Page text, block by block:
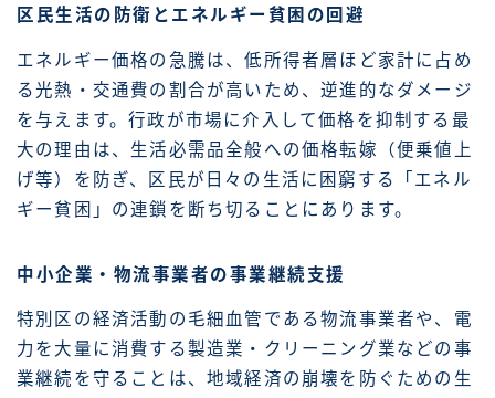
区民生活の防衛とエネルギー貧困の回避
エネルギー価格の急騰は、低所得者層ほど家計に占め
る光熱・交通費の割合が高いため、逆進的なダメージ
を与えます。行政が市場に介入して価格を抑制する最
大の理由は、生活必需品全般への価格転嫁（便乗値上
げ等）を防ぎ、区民が日々の生活に困窮する「エネル
ギー貧困」の連鎖を断ち切ることにあります。
中小企業・物流事業者の事業継続支援
特別区の経済活動の毛細血管である物流事業者や、電
力を大量に消費する製造業・クリーニング業などの事
業継続を守ることは、地域経済の崩壊を防ぐための生